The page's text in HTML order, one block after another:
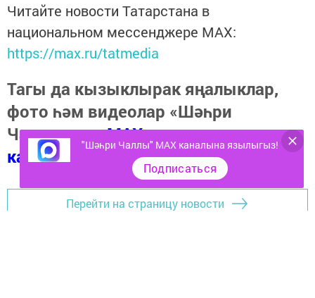
Читайте новости Татарстана в
национальном мессенджере MАХ:
https://max.ru/tatmedia
Тагы да кызыклырак яңалыклар,
фото һәм видеолар «Шәһри
Чаллы»ныңMAX
каналында(язылыгыз).
Перейти на страницу новости
"Шәһри Чаллы" MAX каналына язылыгыз!
Подписаться